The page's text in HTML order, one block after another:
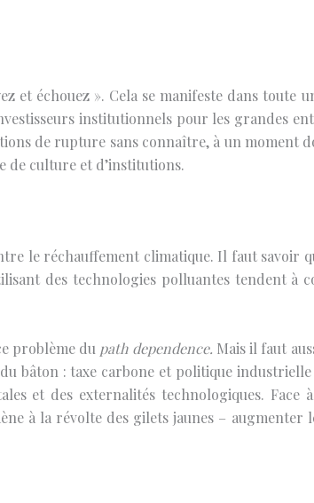
et échouez ». Cela se manifeste dans toute
institutionnels pour les grandes
de rupture sans connaître, à un moment
de culture et d’institutions.
le réchauffement climatique. Il faut savoir
des technologies polluantes tendent à
problème du path dependence. Mais il faut
bâton : taxe carbone et politique
et des externalités technologiques. Face
à la révolte des gilets jaunes –